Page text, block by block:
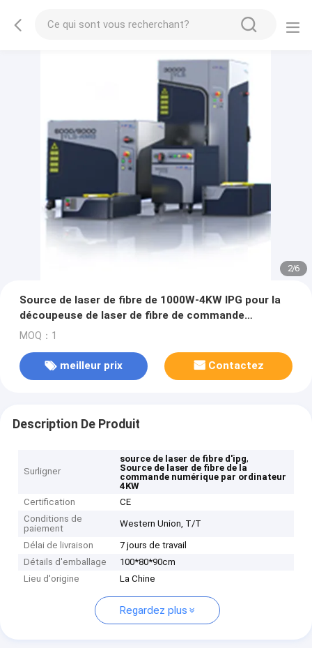
2/6
Source de laser de fibre de 1000W-4KW IPG pour la
découpeuse de laser de fibre de commande
numérique par ordinateur
MOQ：1
meilleur prix Contactez
Description De Produit
Surligner
source de laser de fibre d'ipg,
Source de laser de fibre de la
commande numérique par ordinateur
4KW
Certification
CE
Conditions de
paiement
Western Union, T/T
Délai de livraison
7 jours de travail
Détails d'emballage
100*80*90cm
Lieu d'origine
La Chine
Regardez plus